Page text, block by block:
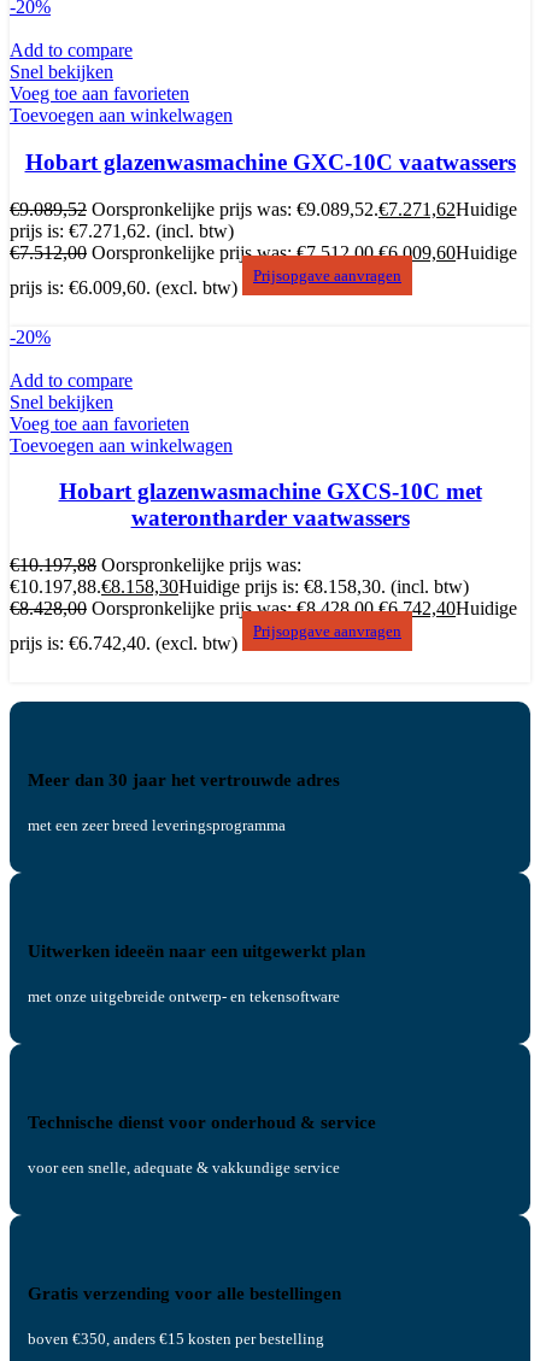
-20%
Add to compare
Snel bekijken
Voeg toe aan favorieten
Toevoegen aan winkelwagen
Hobart glazenwasmachine GXC-10C vaatwassers
€9.089,52 Oorspronkelijke prijs was: €9.089,52.€7.271,62Huidige
prijs is: €7.271,62. (incl. btw)
€7.512,00 Oorspronkelijke prijs was: €7.512,00.€6.009,60Huidige
prijs is: €6.009,60. (excl. btw)
Prijsopgave aanvragen
-20%
Add to compare
Snel bekijken
Voeg toe aan favorieten
Toevoegen aan winkelwagen
Hobart glazenwasmachine GXCS-10C met
waterontharder vaatwassers
€10.197,88 Oorspronkelijke prijs was:
€10.197,88.€8.158,30Huidige prijs is: €8.158,30. (incl. btw)
€8.428,00 Oorspronkelijke prijs was: €8.428,00.€6.742,40Huidige
prijs is: €6.742,40. (excl. btw)
Prijsopgave aanvragen
Meer dan 30 jaar het vertrouwde adres
met een zeer breed leveringsprogramma
Uitwerken ideeën naar een uitgewerkt plan
met onze uitgebreide ontwerp- en tekensoftware
Technische dienst voor onderhoud & service
voor een snelle, adequate & vakkundige service
Gratis verzending voor alle bestellingen
boven €350, anders €15 kosten per bestelling